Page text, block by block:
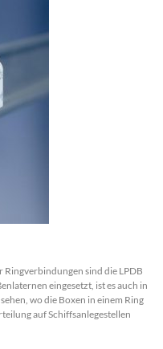
sind die LPDB
eingesetzt, ist es auch in
wo die Boxen in einem Ring
auf Schiffsanlegestellen